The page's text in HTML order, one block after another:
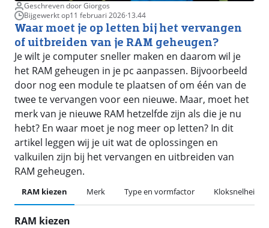
Geschreven door Giorgos
Bijgewerkt op11 februari 2026·13.44
Waar moet je op letten bij het vervangen
of uitbreiden van je RAM geheugen?
Je wilt je computer sneller maken en daarom wil je
het RAM geheugen in je pc aanpassen. Bijvoorbeeld
door nog een module te plaatsen of om één van de
twee te vervangen voor een nieuwe. Maar, moet het
merk van je nieuwe RAM hetzelfde zijn als die je nu
hebt? En waar moet je nog meer op letten? In dit
artikel leggen wij je uit wat de oplossingen en
valkuilen zijn bij het vervangen en uitbreiden van
RAM geheugen.
RAM kiezen Merk Type en vormfactor Kloksnelheid
RAM kiezen